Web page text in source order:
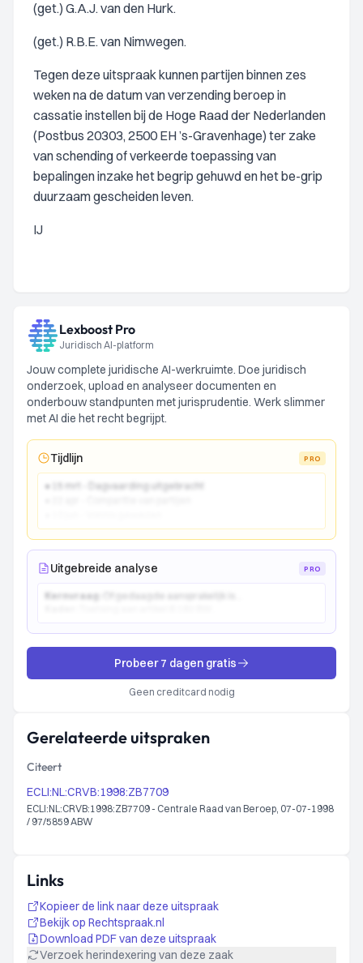
(get.) G.A.J. van den Hurk.
(get.) R.B.E. van Nimwegen.
Tegen deze uitspraak kunnen partijen binnen zes
weken na de datum van verzending beroep in
cassatie instellen bij de Hoge Raad der Nederlanden
(Postbus 20303, 2500 EH ’s-Gravenhage) ter zake
van schending of verkeerde toepassing van
bepalingen inzake het begrip gehuwd en het be-grip
duurzaam gescheiden leven.
IJ
Lexboost Pro
Juridisch AI-platform
Jouw complete juridische AI-werkruimte. Doe juridisch
onderzoek, upload en analyseer documenten en
onderbouw standpunten met jurisprudentie. Werk slimmer
met AI die het recht begrijpt.
Tijdlijn PRO
● 15 mrt - Dagvaarding uitgebracht
Uitgebreide analyse PRO
Kernvraag:
Probeer 7 dagen gratis
Geen creditcard nodig
Gerelateerde uitspraken
Citeert
ECLI:NL:CRVB:1998:ZB7709
ECLI:NL:CRVB:1998:ZB7709 - Centrale Raad van Beroep, 07-07-1998
/ 97/5859 ABW
Links
Kopieer de link naar deze uitspraak
Bekijk op Rechtspraak.nl
Download PDF van deze uitspraak
Verzoek herindexering van deze zaak